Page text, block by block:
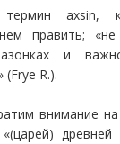
термин
править;
и
R.).
внимание на